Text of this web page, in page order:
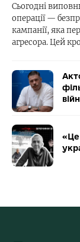
Сьогодні
операції —
кампанії, яка
агресора. Цей
«Це